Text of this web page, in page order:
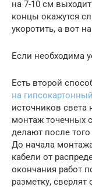
на 7-10 см
концы окажутся
укоротить, а вот
Если необходима
Есть второй
на
источников
монтаж точечных
делают после
До начала
кабели от
окончания работ
разметку,